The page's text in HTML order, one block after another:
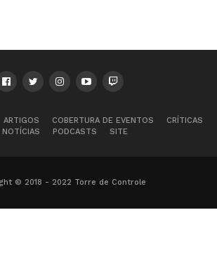
ARTIGOS COBERTURA DE EVENTOS
CRÍTICAS
NOTÍCIAS
PODCASTS SITE
© 2018 - 2022 Torre de Controle